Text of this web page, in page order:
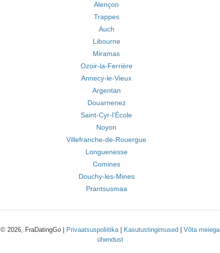
Alençon
Trappes
Auch
Libourne
Miramas
Ozoir-la-Ferrière
Annecy-le-Vieux
Argentan
Douarnenez
Saint-Cyr-l'École
Noyon
Villefranche-de-Rouergue
Longuenesse
Comines
Douchy-les-Mines
Prantsusmaa
© 2026, FraDatingGo | Privaatsuspoliitika| Kasutustingimused
Võta meiega
ühendust